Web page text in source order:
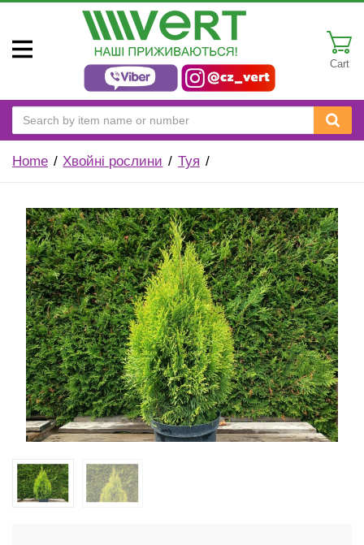
Cart
Home Хвойні рослини Туя